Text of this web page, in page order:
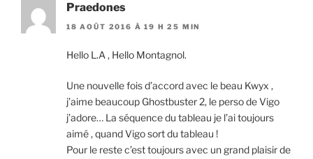
Praedones
18 AOÛT 2016 À 19 H 25 MIN
Hello L.A , Hello Montagnol.
Une nouvelle fois d’accord avec le beau Kwyx ,
j’aime beaucoup Ghostbuster 2, le perso de Vigo
j’adore… La séquence du tableau je l’ai toujours
aimé , quand Vigo sort du tableau !
Pour le reste c’est toujours avec un grand plaisir de